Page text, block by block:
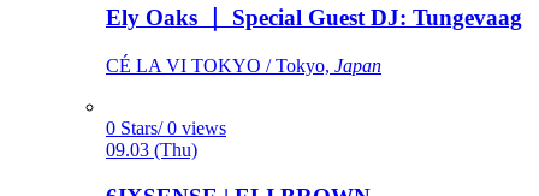
Ely Oaks ｜ Special Guest DJ: Tungevaag
CÉ LA VI TOKYO / Tokyo, Japan
0 Stars/ 0 views
09.03 (Thu)